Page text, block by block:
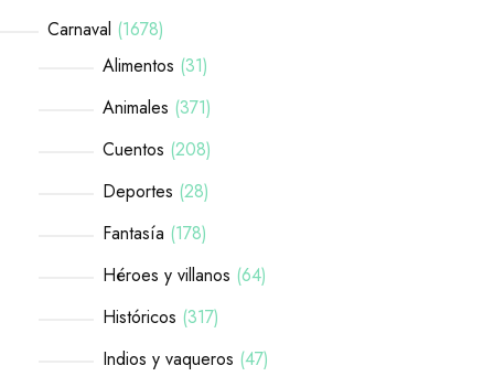
Carnaval 1678
Alimentos 31
Animales 371
Cuentos 208
Deportes 28
Fantasía 178
Héroes y villanos 64
Históricos 317
Indios y vaqueros 47